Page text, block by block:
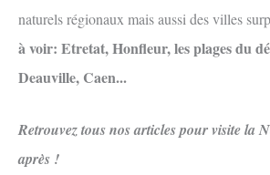
naturels régionaux mais aussi des villes
à voir: Etretat, Honfleur, les plages du
Deauville, Caen...
Retrouvez tous nos articles pour visite la
après !